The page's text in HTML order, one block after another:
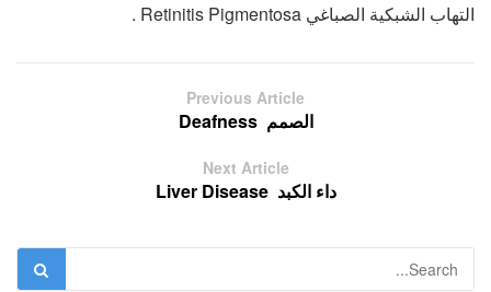
التهاب الشبكية الصباغي Retinitis Pigmentosa .
Previous Article
الصمم ­ Deafness
Next Article
داء الكبد ­ Liver Disease